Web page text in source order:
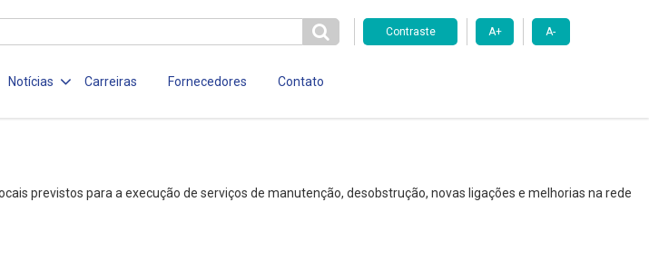
Contraste A+ A-
Notícias Carreiras Fornecedores Contato
previstos para a execução de serviços de manutenção, desobstrução, novas ligações e melhorias na rede